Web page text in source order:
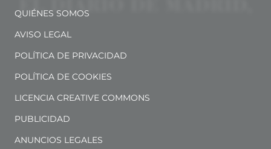
QUIÉNES SOMOS
AVISO LEGAL
POLÍTICA DE PRIVACIDAD
POLÍTICA DE COOKIES
LICENCIA CREATIVE COMMONS
PUBLICIDAD
ANUNCIOS LEGALES